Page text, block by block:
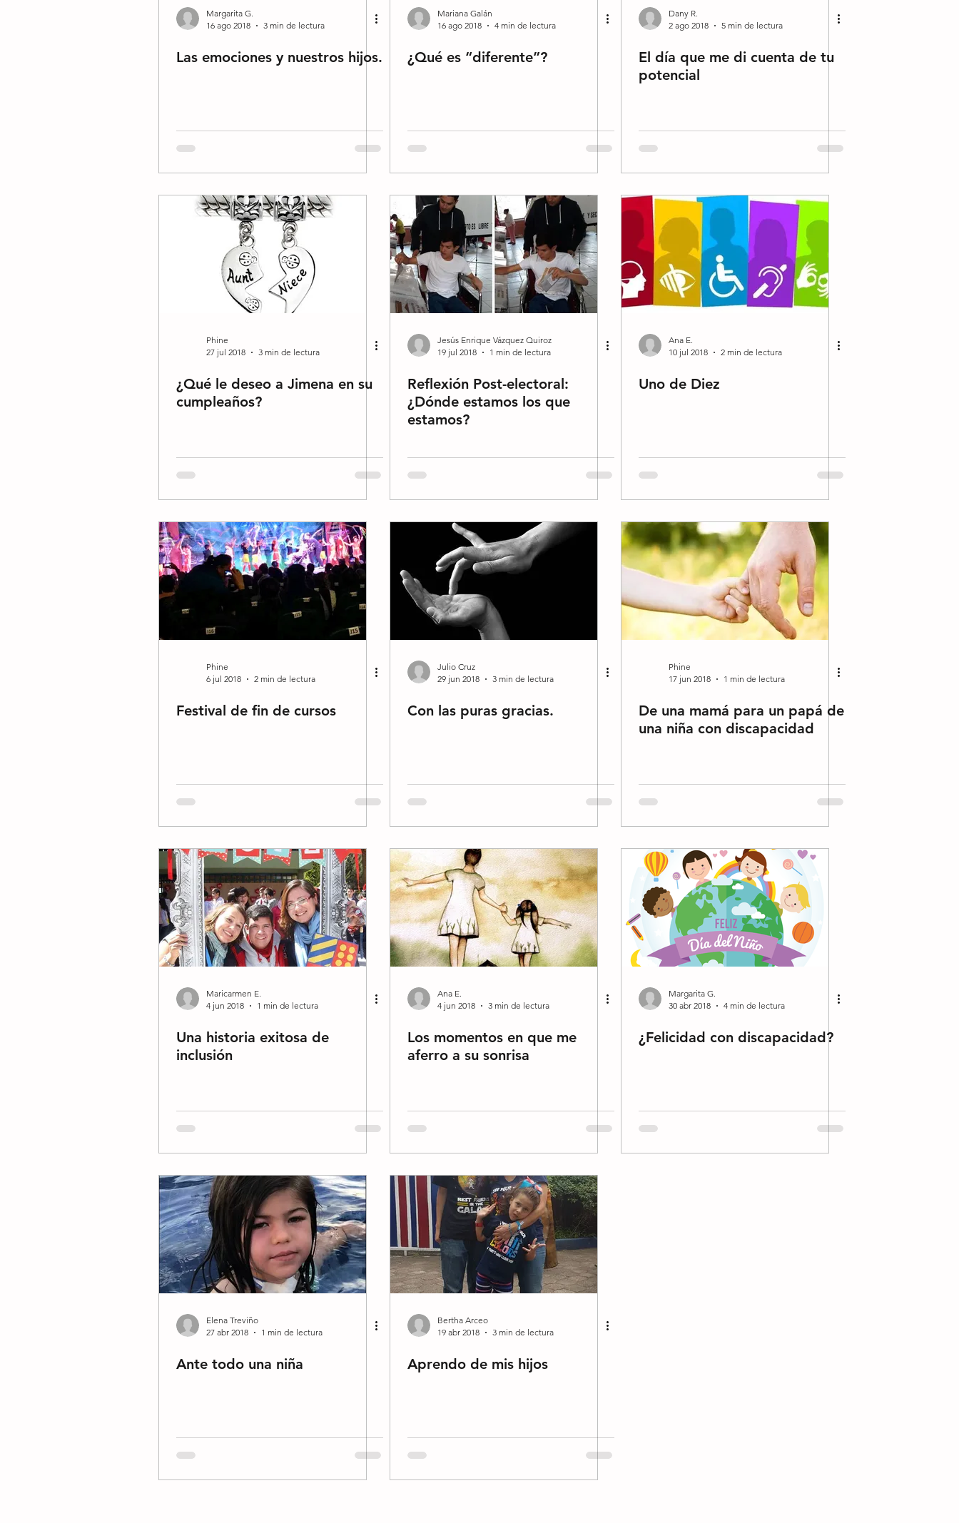
Margarita G.
16 ago 2018
3 min de lectura
Las emociones y nuestros hijos.
Mariana Galán
16 ago 2018
4 min de lectura
¿Qué es “diferente”?
Dany R.
2 ago 2018
5 min de lectura
El día que me di cuenta de tu
potencial
Phine
27 jul 2018
3 min de lectura
¿Qué le deseo a Jimena en su
cumpleaños?
Jesús Enrique Vázquez Quiroz
19 jul 2018
1 min de lectura
Reflexión Post-electoral:
¿Dónde estamos los que
estamos?
Ana E.
10 jul 2018
2 min de lectura
Uno de Diez
Phine
6 jul 2018
2 min de lectura
Festival de fin de cursos
Julio Cruz
29 jun 2018
3 min de lectura
Con las puras gracias.
Phine
17 jun 2018
1 min de lectura
De una mamá para un papá de
una niña con discapacidad
Maricarmen E.
4 jun 2018
1 min de lectura
Una historia exitosa de
inclusión
Ana E.
4 jun 2018
3 min de lectura
Los momentos en que me
aferro a su sonrisa
Margarita G.
30 abr 2018
4 min de lectura
¿Felicidad con discapacidad?
Elena Treviño
27 abr 2018
1 min de lectura
Ante todo una niña
Bertha Arceo
19 abr 2018
3 min de lectura
Aprendo de mis hijos